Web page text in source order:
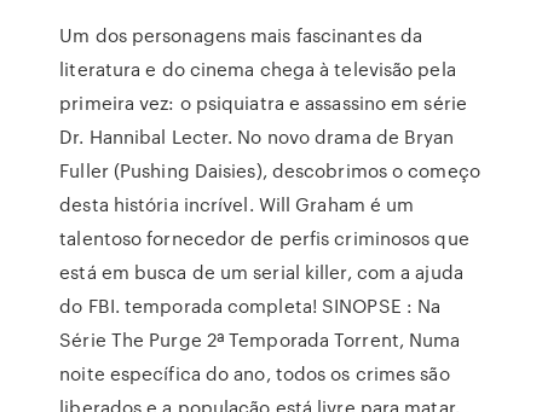
Um dos personagens mais fascinantes da
literatura e do cinema chega à televisão pela
primeira vez: o psiquiatra e assassino em série
Dr. Hannibal Lecter. No novo drama de Bryan
Fuller (Pushing Daisies), descobrimos o começo
desta história incrível. Will Graham é um
talentoso fornecedor de perfis criminosos que
está em busca de um serial killer, com a ajuda
do FBI. temporada completa! SINOPSE : Na
Série The Purge 2ª Temporada Torrent, Numa
noite específica do ano, todos os crimes são
liberados e a população está livre para matar.